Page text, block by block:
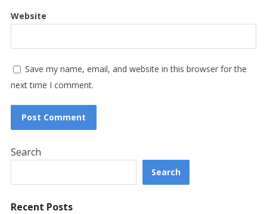
Website
Save my name, email, and website in this browser for the
next time I comment.
Search
Search
Recent Posts